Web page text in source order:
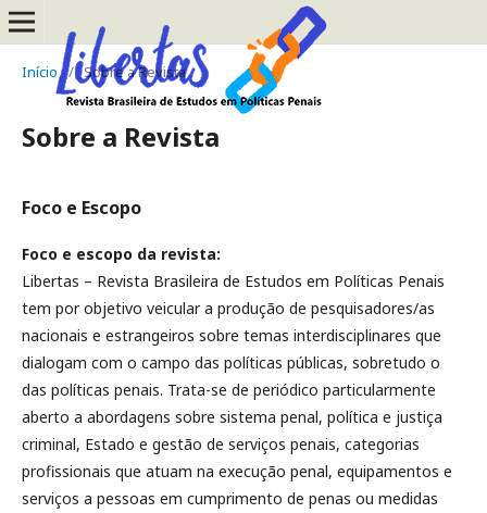
Início / Sobre a Revista
Sobre a Revista
Foco e Escopo
Foco e escopo da revista:
Libertas – Revista Brasileira de Estudos em Políticas Penais
tem por objetivo veicular a produção de pesquisadores/as
nacionais e estrangeiros sobre temas interdisciplinares que
dialogam com o campo das políticas públicas, sobretudo o
das políticas penais. Trata-se de periódico particularmente
aberto a abordagens sobre sistema penal, política e justiça
criminal, Estado e gestão de serviços penais, categorias
profissionais que atuam na execução penal, equipamentos e
serviços a pessoas em cumprimento de penas ou medidas